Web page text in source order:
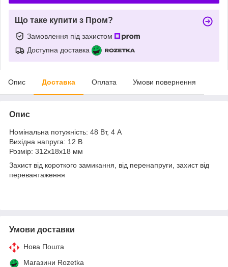
Що таке купити з Пром?
Замовлення під захистом
Доступна доставка
Опис Доставка Оплата Умови повернення
Опис
Номінальна потужність: 48 Вт, 4 А
Вихідна напруга: 12 В
Розмір: 312х18х18 мм
Захист від короткого замикання, від перенапруги, захист від
перевантаження
Умови доставки
Нова Пошта
Магазини Rozetka